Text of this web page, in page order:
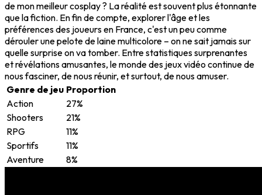
de mon meilleur cosplay ? La réalité est souvent plus étonnante
que la fiction. En fin de compte, explorer l'âge et les
préférences des joueurs en France, c'est un peu comme
dérouler une pelote de laine multicolore – on ne sait jamais sur
quelle surprise on va tomber. Entre statistiques surprenantes
et révélations amusantes, le monde des jeux vidéo continue de
nous fasciner, de nous réunir, et surtout, de nous amuser.
Genre de jeu Proportion
Action
27%
Shooters
21%
RPG
11%
Sportifs
11%
Aventure
8%